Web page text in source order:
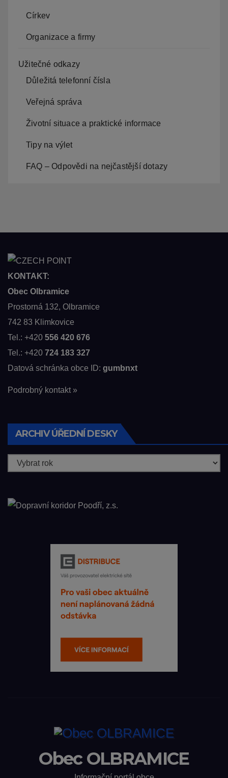
Církev
Organizace a firmy
Užitečné odkazy
Důležitá telefonní čísla
Veřejná správa
Životní situace a praktické informace
Tipy na výlet
FAQ – Odpovědi na nejčastější dotazy
KONTAKT:
Obec Olbramice
Prostorná 132, Olbramice
742 83 Klimkovice
Tel.: +420 556 420 676
Tel.: +420 724 183 327
Datová schránka obce ID: gumbnxt
Podrobný kontakt »
ARCHIV ÚŘEDNÍ DESKY
Obec OLBRAMICE